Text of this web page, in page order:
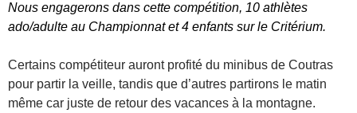
Nous engagerons dans cette compétition, 10 athlètes
ado/adulte au Championnat et 4 enfants sur le Critérium.
Certains compétiteur auront profité du minibus de Coutras
pour partir la veille, tandis que d’autres partirons le matin
même car juste de retour des vacances à la montagne.